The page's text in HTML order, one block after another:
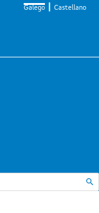
Galego Castellano